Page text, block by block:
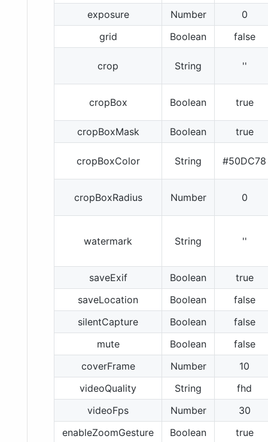
exposure Number
0
grid
Boolean false
crop String ''
cropBox Boolean true
cropBoxMask Boolean true
cropBoxColor String #50DC78
cropBoxRadius Number 0
watermark String ''
saveExif Boolean
true
saveLocation
Boolean
false
silentCapture
Boolean
false
mute
Boolean
false
coverFrame
Number
10
videoQuality
String
fhd
videoFps
Number
30
enableZoomGesture
Boolean
true